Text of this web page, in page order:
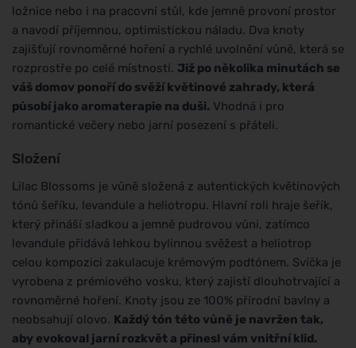
ložnice nebo i na pracovní stůl, kde jemně provoní prostor
a navodí příjemnou, optimistickou náladu. Dva knoty
zajišťují rovnoměrné hoření a rychlé uvolnění vůně, která se
rozprostře po celé místnosti. Již po několika minutách se
váš domov ponoří do svěží květinové zahrady, která
působí jako aromaterapie na duši. Vhodná i pro
romantické večery nebo jarní posezení s přáteli.
Složení
Lilac Blossoms je vůně složená z autentických květinových
tónů šeříku, levandule a heliotropu. Hlavní roli hraje šeřík,
který přináší sladkou a jemně pudrovou vůni, zatímco
levandule přidává lehkou bylinnou svěžest a heliotrop
celou kompozici zakulacuje krémovým podtónem. Svíčka je
vyrobena z prémiového vosku, který zajistí dlouhotrvající a
rovnoměrné hoření. Knoty jsou ze 100% přírodní bavlny a
neobsahují olovo. Každý tón této vůně je navržen tak,
aby evokoval jarní rozkvět a přinesl vám vnitřní klid.